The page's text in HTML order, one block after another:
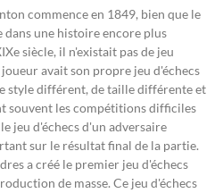
commence en 1849, bien que le
dans une histoire encore plus
siècle, il n'existait pas de jeu
avait son propre jeu d'échecs
style différent, de taille différente et
souvent les compétitions difficiles
jeu d'échecs d'un adversaire
sur le résultat final de la partie.
a créé le premier jeu d'échecs
de masse. Ce jeu d'échecs